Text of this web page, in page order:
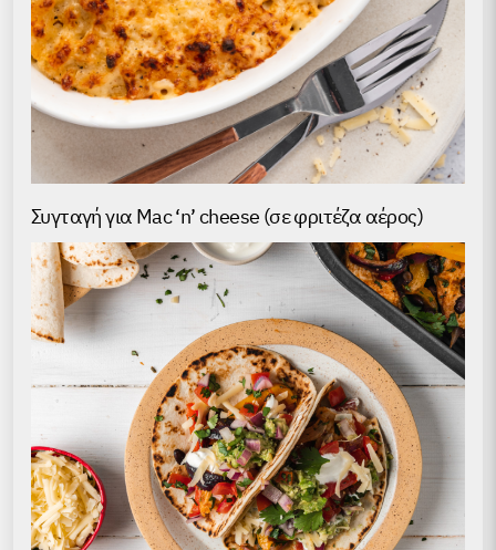
Συγταγή για Mac ‘n’ cheese (σε φριτέζα αέρος)